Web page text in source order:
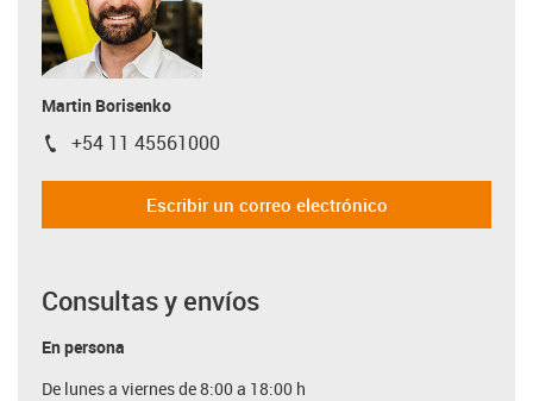
Martin Borisenko
igus-icon-phone
+54 11 45561000
Escribir un correo electrónico
Consultas y envíos
En persona
De lunes a viernes de 8:00 a 18:00 h